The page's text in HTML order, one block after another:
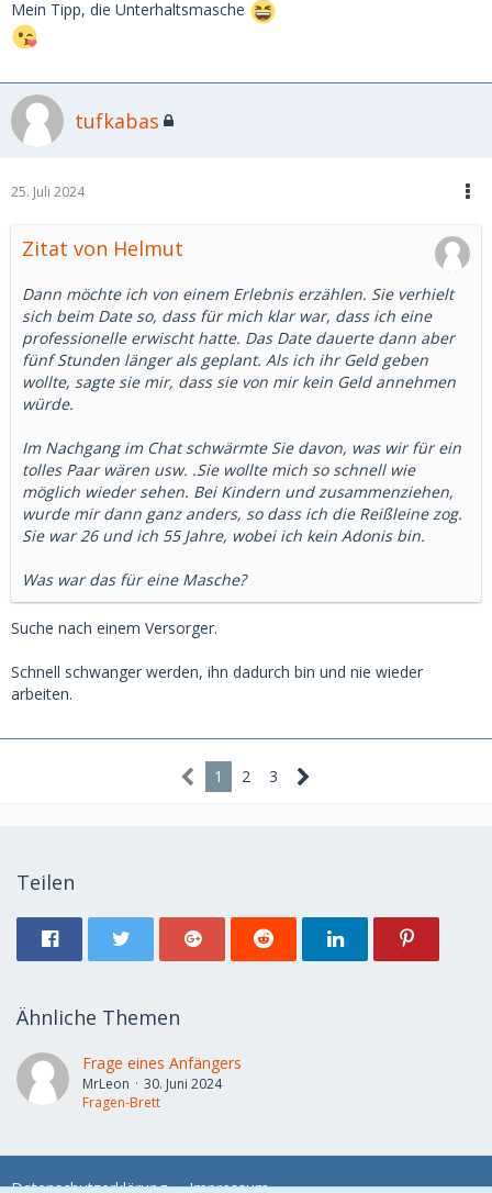
Mein Tipp, die Unterhaltsmasche
tufkabas
25. Juli 2024
Zitat von Helmut
Dann möchte ich von einem Erlebnis erzählen. Sie verhielt
sich beim Date so, dass für mich klar war, dass ich eine
professionelle erwischt hatte. Das Date dauerte dann aber
fünf Stunden länger als geplant. Als ich ihr Geld geben
wollte, sagte sie mir, dass sie von mir kein Geld annehmen
würde.
Im Nachgang im Chat schwärmte Sie davon, was wir für ein
tolles Paar wären usw. .Sie wollte mich so schnell wie
möglich wieder sehen. Bei Kindern und zusammenziehen,
wurde mir dann ganz anders, so dass ich die Reißleine zog.
Sie war 26 und ich 55 Jahre, wobei ich kein Adonis bin.
Was war das für eine Masche?
Suche nach einem Versorger.
Schnell schwanger werden, ihn dadurch bin und nie wieder
arbeiten.
1 2 3
Teilen
Ähnliche Themen
Frage eines Anfängers
MrLeon
30. Juni 2024
Fragen-Brett
Datenschutzerklärung Impressum